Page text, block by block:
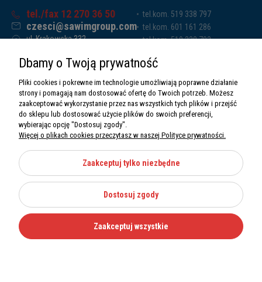
tel./fax 12 270 36 50
czesci@sawimgroup.com
ul. Krakowska 332,
Sawim Group Mariusz Zdyb sp. k.
NIP: 5130284470
REGON: 5246591010
tel.kom. 519 338 797
tel.kom. 601 161 286
tel.kom. 519 338 793
O nas
Informacje
Moje konto
Kategorie
Dbamy o Twoją prywatność
Pliki cookies i pokrewne im technologie umożliwiają poprawne działanie
strony i pomagają nam dostosować ofertę do Twoich potrzeb. Możesz
zaakceptować wykorzystanie przez nas wszystkich tych plików i przejść
do sklepu lub dostosować użycie plików do swoich preferencji,
wybierając opcję "Dostosuj zgody".
Więcej o plikach cookies przeczytasz w naszej Polityce prywatności.
Zaakceptuj tylko niezbędne
Dostosuj zgody
Zaakceptuj wszystkie